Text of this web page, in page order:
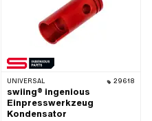
UNIVERSAL 29618
swiing® ingenious
Einpresswerkzeug
Kondensator